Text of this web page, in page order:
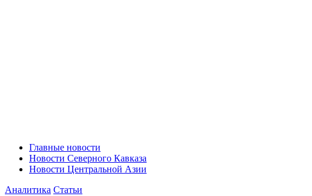
Главные новости
Новости Северного Кавказа
Новости Центральной Азии
Аналитика Статьи